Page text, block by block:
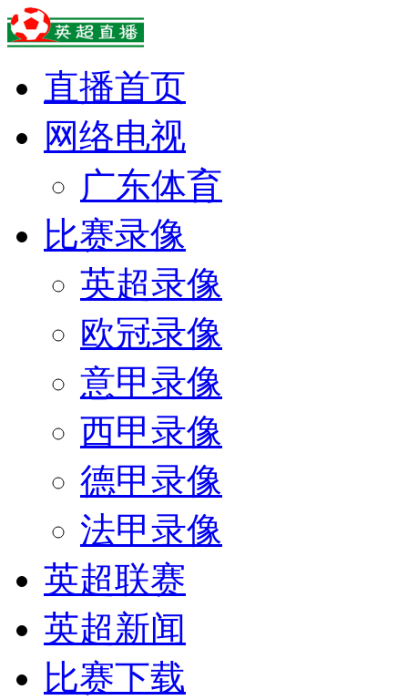
直播首页
网络电视
广东体育
比赛录像
英超录像
欧冠录像
意甲录像
西甲录像
德甲录像
法甲录像
英超联赛
英超新闻
比赛下载